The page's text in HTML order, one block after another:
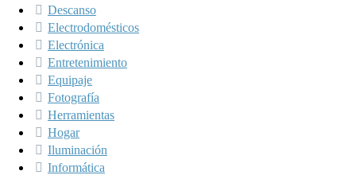
Descanso
Electrodomésticos
Electrónica
Entretenimiento
Equipaje
Fotografía
Herramientas
Hogar
Iluminación
Informática